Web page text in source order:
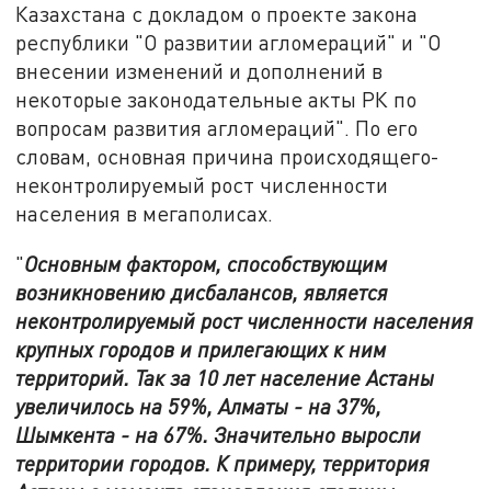
Казахстана с докладом о проекте закона
республики "О развитии агломераций" и "О
внесении изменений и дополнений в
некоторые законодательные акты РК по
вопросам развития агломераций". По его
словам, основная причина происходящего-
неконтролируемый рост численности
населения в мегаполисах.
"Основным фактором, способствующим
возникновению дисбалансов, является
неконтролируемый рост численности населения
крупных городов и прилегающих к ним
территорий. Так за 10 лет население Астаны
увеличилось на 59%, Алматы - на 37%,
Шымкента - на 67%. Значительно выросли
территории городов. К примеру, территория